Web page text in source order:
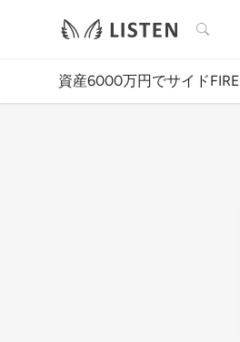
検索
資産6000万円でサイドFIRE